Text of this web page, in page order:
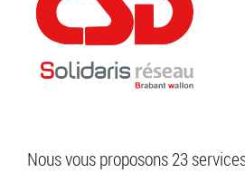
Nous vous proposons 23